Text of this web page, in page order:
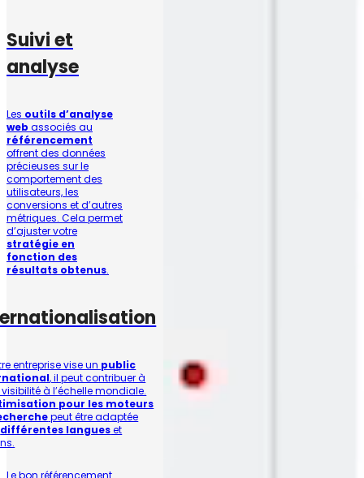
Suivi et
analyse
Les outils d’analyse
web associés au
référencement
offrent des données
précieuses sur le
comportement des
utilisateurs, les
conversions et d’autres
métriques. Cela permet
d’ajuster votre
stratégie en
fonction des
résultats obtenus.
entreprise vise un public
, il peut contribuer à
à l’échelle mondiale.
pour les moteurs
peut être adaptée
différentes langueset
Le bon référencement